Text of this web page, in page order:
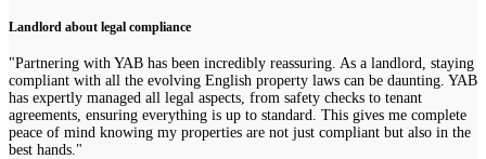
Landlord about legal compliance
"Partnering with YAB has been incredibly reassuring. As a landlord, staying
compliant with all the evolving English property laws can be daunting. YAB
has expertly managed all legal aspects, from safety checks to tenant
agreements, ensuring everything is up to standard. This gives me complete
peace of mind knowing my properties are not just compliant but also in the
best hands."